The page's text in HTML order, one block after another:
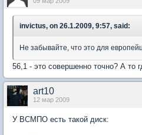
invictus, on 26.1.2009, 9:57, said:
Не забывайте, что это для
56,1 - это совершенно точно? А то
art10
12 мар 2009
У ВСМПО есть такой диск: